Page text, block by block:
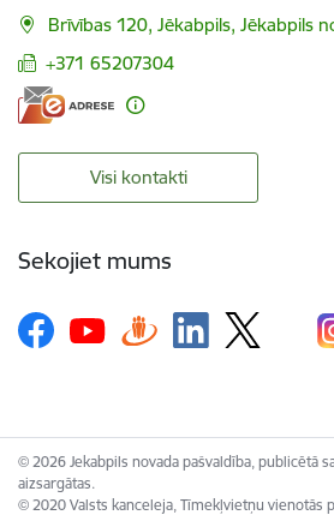
Brīvības 120, Jēkabpils, Jēkabpils
+371 65207304
Visi kontakti
Sekojiet mums
© 2026 Jekabpils novada pašvaldība, publicētā
aizsargātas.
© 2020 Valsts kanceleja, Tīmekļvietņu vienotās